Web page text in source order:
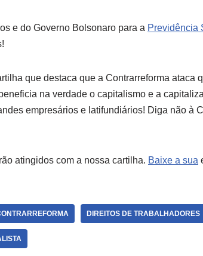
e do Governo Bolsonaro para a Previdência
que destaca que a Contrarreforma ataca
na verdade o capitalismo e a
empresários e latifundiários! Diga não à
atingidos com a nossa cartilha. Baixe a sua
DIREITOS DE TRABALHADORES